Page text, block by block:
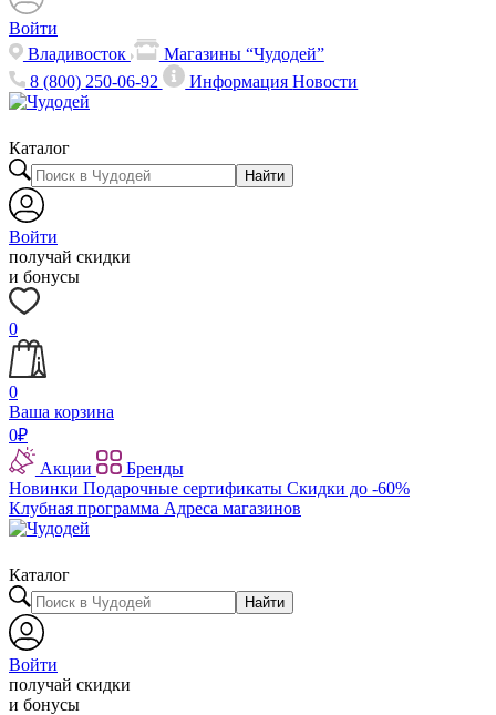
Войти
Владивосток
Магазины “Чудодей”
8 (800) 250-06-92
ИнформацияНовости
Каталог
Найти
Войти
получай скидки
и бонусы
0
0
Ваша корзина
0₽
Акции
Бренды
Новинки Подарочные сертификаты Скидки до -60%
Клубная программа Адреса магазинов
Каталог
Найти
Войти
получай скидки
и бонусы